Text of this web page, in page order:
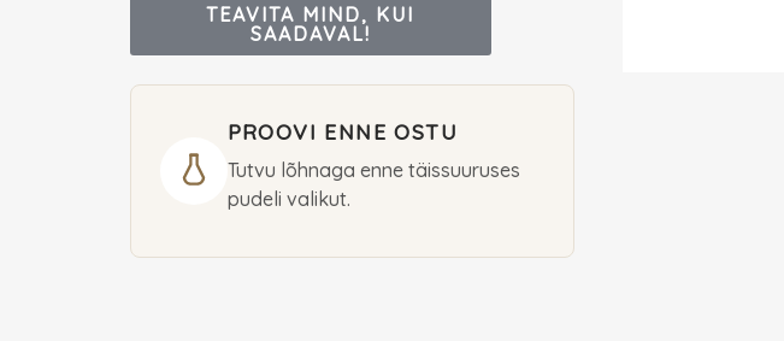
TEAVITA MIND, KUI
SAADAVAL!
PROOVI ENNE OSTU
Tutvu lõhnaga enne täissuuruses
pudeli valikut.